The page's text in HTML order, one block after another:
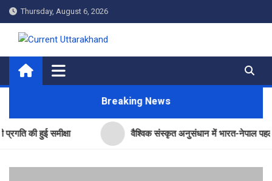
Skip
to
content
Thursday, August 6, 2026
Current Uttarakhand
Breaking News
हुई समीक्षा वैश्विक संस्कृत अनुसंधान में भारत-नेपाल पहल का